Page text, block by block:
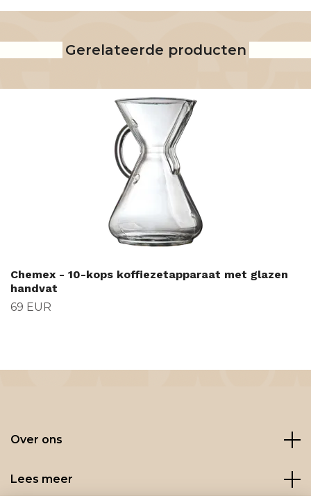
Gerelateerde producten
Chemex - 10-kops koffiezetapparaat met glazen
handvat
69 EUR
Over ons
Lees meer